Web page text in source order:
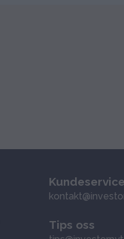
Kundeservice
Tips oss